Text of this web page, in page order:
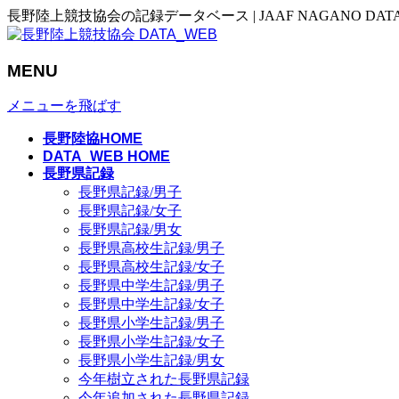
長野陸上競技協会の記録データベース | JAAF NAGANO
MENU
メニューを飛ばす
長野陸協HOME
DATA_WEB HOME
長野県記録
長野県記録/男子
長野県記録/女子
長野県記録/男女
長野県高校生記録/男子
長野県高校生記録/女子
長野県中学生記録/男子
長野県中学生記録/女子
長野県小学生記録/男子
長野県小学生記録/女子
長野県小学生記録/男女
今年樹立された長野県記録